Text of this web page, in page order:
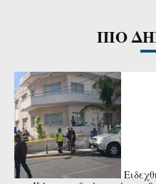
ΠΙΟ